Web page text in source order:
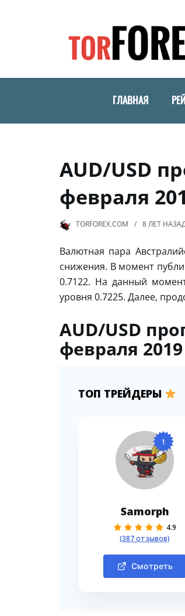
ГЛАВНАЯ
AUD/USD
февраля
TORFOREX.COM 8 ЛЕТ
Валютная пара
снижения. В момент
0.7122. На данный
уровня 0.7225. Далее,
AUD/USD
февраля 2019
ТОП ТРЕЙДЕРЫ
1
Samorph
4.9
(387 отзывов)
Смотреть